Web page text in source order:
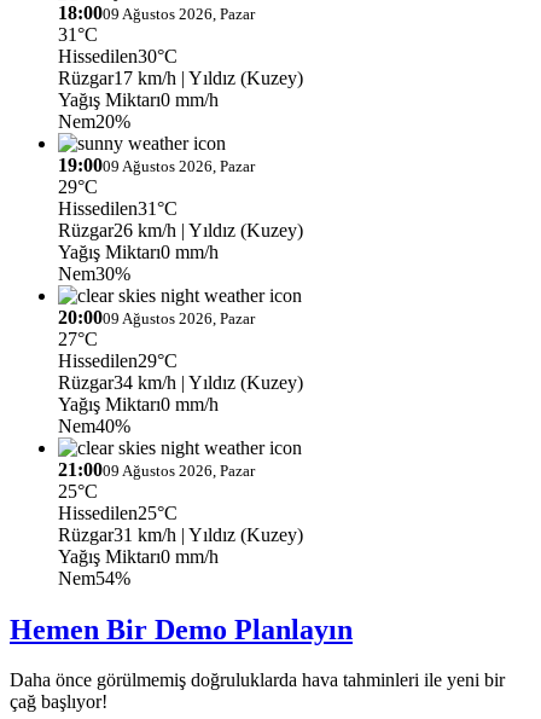
18:0009 Ağustos 2026, Pazar
31°C
Hissedilen30°C
Rüzgar17 km/h | Yıldız (Kuzey)
Yağış Miktarı0 mm/h
Nem20%
19:0009 Ağustos 2026, Pazar
29°C
Hissedilen31°C
Rüzgar26 km/h | Yıldız (Kuzey)
Yağış Miktarı0 mm/h
Nem30%
20:0009 Ağustos 2026, Pazar
27°C
Hissedilen29°C
Rüzgar34 km/h | Yıldız (Kuzey)
Yağış Miktarı0 mm/h
Nem40%
21:0009 Ağustos 2026, Pazar
25°C
Hissedilen25°C
Rüzgar31 km/h | Yıldız (Kuzey)
Yağış Miktarı0 mm/h
Nem54%
Hemen Bir Demo Planlayın
Daha önce görülmemiş doğruluklarda hava tahminleri ile yeni bir
çağ başlıyor!